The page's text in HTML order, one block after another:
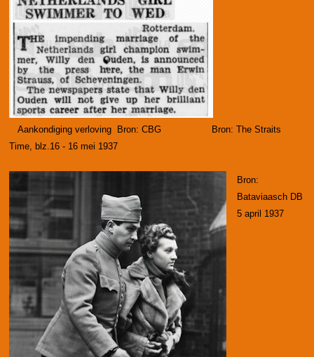
Aankondiging verloving Bron: CBG Bron: The Straits
Time, blz.16 - 16 mei 1937
Bron:
Bataviaasch DB
5 april 1937